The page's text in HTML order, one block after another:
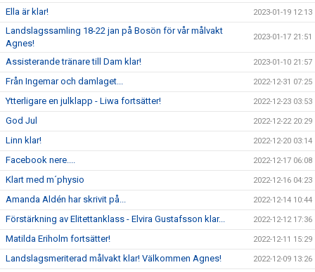
Ella är klar! 2023-01-19 12:13
Landslagssamling 18-22 jan på Bosön för vår målvakt
Agnes!
2023-01-17 21:51
Assisterande tränare till Dam klar! 2023-01-10 21:57
Från Ingemar och damlaget... 2022-12-31 07:25
Ytterligare en julklapp - Liwa fortsätter! 2022-12-23 03:53
God Jul 2022-12-22 20:29
Linn klar! 2022-12-20 03:14
Facebook nere.... 2022-12-17 06:08
Klart med m´physio 2022-12-16 04:23
Amanda Aldén har skrivit på... 2022-12-14 10:44
Förstärkning av Elitettanklass - Elvira Gustafsson klar... 2022-12-12 17:36
Matilda Eriholm fortsätter! 2022-12-11 15:29
Landslagsmeriterad målvakt klar! Välkommen Agnes! 2022-12-09 13:26